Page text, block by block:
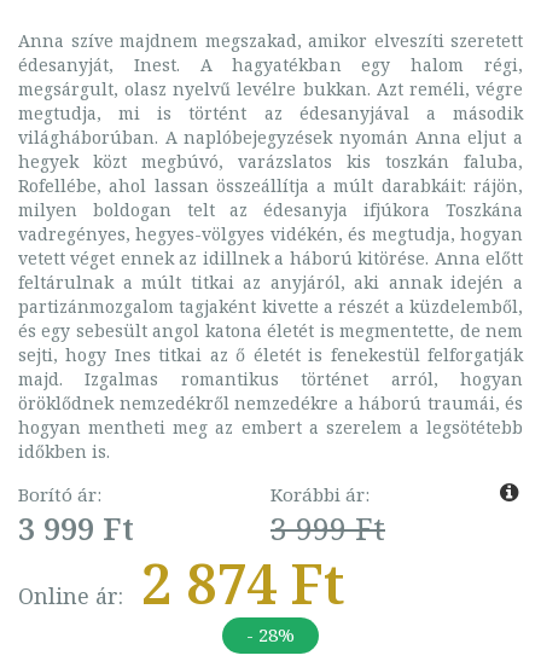
Anna szíve majdnem megszakad, amikor elveszíti szeretett
édesanyját, Inest. A hagyatékban egy halom régi,
megsárgult, olasz nyelvű levélre bukkan. Azt reméli, végre
megtudja, mi is történt az édesanyjával a második
világháborúban. A naplóbejegyzések nyomán Anna eljut a
hegyek közt megbúvó, varázslatos kis toszkán faluba,
Rofellébe, ahol lassan összeállítja a múlt darabkáit: rájön,
milyen boldogan telt az édesanyja ifjúkora Toszkána
vadregényes, hegyes-völgyes vidékén, és megtudja, hogyan
vetett véget ennek az idillnek a háború kitörése. Anna előtt
feltárulnak a múlt titkai az anyjáról, aki annak idején a
partizánmozgalom tagjaként kivette a részét a küzdelemből,
és egy sebesült angol katona életét is megmentette, de nem
sejti, hogy Ines titkai az ő életét is fenekestül felforgatják
majd. Izgalmas romantikus történet arról, hogyan
öröklődnek nemzedékről nemzedékre a háború traumái, és
hogyan mentheti meg az embert a szerelem a legsötétebb
időkben is.
Borító ár:
3 999 Ft
Korábbi ár:
3 999 Ft
Online ár: 2 874 Ft
- 28%